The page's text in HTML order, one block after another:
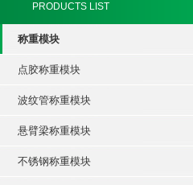
PRODUCTS LIST
称重模块
点胶称重模块
波纹管称重模块
悬臂梁称重模块
不锈钢称重模块